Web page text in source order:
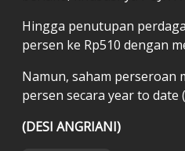
Hingga penutupan
persen ke Rp510 dengan
Namun, saham perseroan
persen secara year to date
(DESI ANGRIANI)